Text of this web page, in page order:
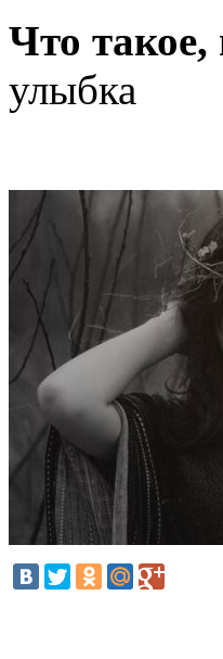
Что
улыбка